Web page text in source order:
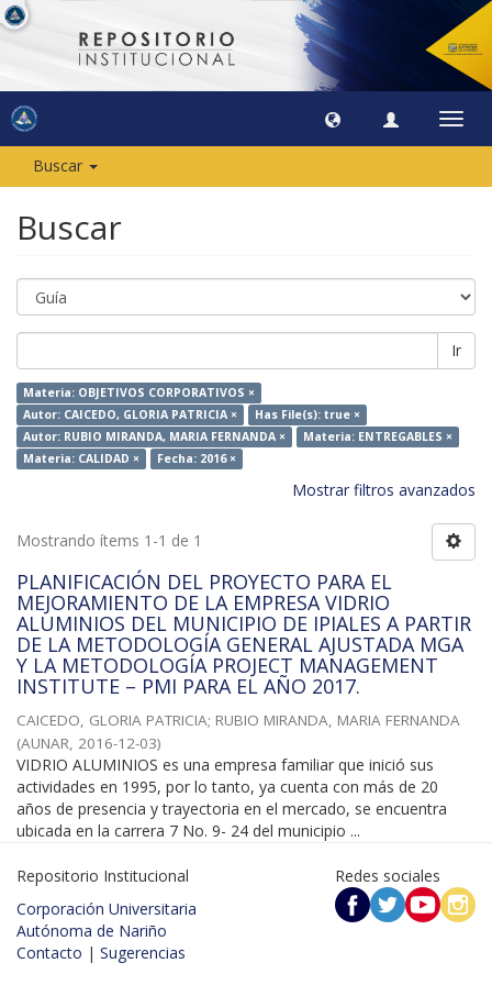
Buscar
Buscar
Ir
Materia: OBJETIVOS CORPORATIVOS ×
Autor: CAICEDO, GLORIA PATRICIA ×
Has File(s): true ×
Autor: RUBIO MIRANDA, MARIA FERNANDA ×
Materia: ENTREGABLES ×
Materia: CALIDAD ×
Fecha: 2016 ×
Mostrar filtros avanzados
Mostrando ítems 1-1 de 1
PLANIFICACIÓN DEL PROYECTO PARA EL
MEJORAMIENTO DE LA EMPRESA VIDRIO
ALUMINIOS DEL MUNICIPIO DE IPIALES A PARTIR
DE LA METODOLOGÍA GENERAL AJUSTADA MGA
Y LA METODOLOGÍA PROJECT MANAGEMENT
INSTITUTE – PMI PARA EL AÑO 2017.
CAICEDO, GLORIA PATRICIA; RUBIO MIRANDA, MARIA FERNANDA
(AUNAR, 2016-12-03)
VIDRIO ALUMINIOS es una empresa familiar que inició sus
actividades en 1995, por lo tanto, ya cuenta con más de 20
años de presencia y trayectoria en el mercado, se encuentra
ubicada en la carrera 7 No. 9- 24 del municipio ...
Repositorio Institucional
Corporación Universitaria
Autónoma de Nariño
Contacto | Sugerencias
Redes sociales